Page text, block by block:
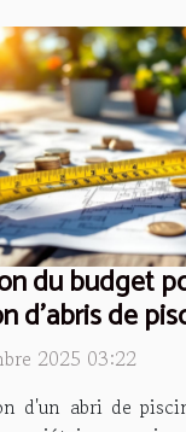
du budget
d'abris de
2025 03:22
d'un abri de